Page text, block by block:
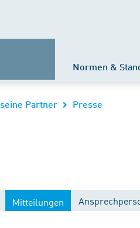
Normen &
Partner Presse
Mitteilungen